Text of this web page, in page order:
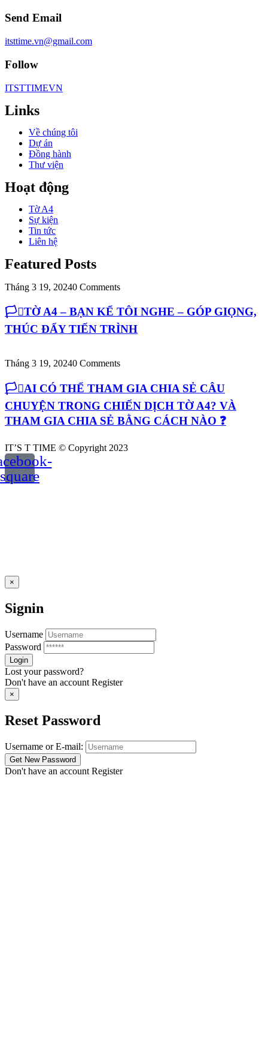
Send Email
itsttime.vn@gmail.com
Follow
ITSTTIMEVN
Links
Về chúng tôi
Dự án
Đồng hành
Thư viện
Hoạt động
Tờ A4
Sự kiện
Tin tức
Liên hệ
Featured Posts
Tháng 3 19, 20240 Comments
🏳️‍⚧️TỜ A4 – BẠN KỂ TÔI NGHE – GÓP GIỌNG,
THÚC ĐẨY TIẾN TRÌNH
Tháng 3 19, 20240 Comments
🏳️‍⚧️AI CÓ THỂ THAM GIA CHIA SẺ CÂU
CHUYỆN TRONG CHIẾN DỊCH TỜ A4? VÀ
THAM GIA CHIA SẺ BẰNG CÁCH NÀO ❓
IT’S T TIME © Copyright 2023
square
×
Signin
Username
Password
Lost your password?
Don't have an account Register
×
Reset Password
Username or E-mail:
Don't have an account Register